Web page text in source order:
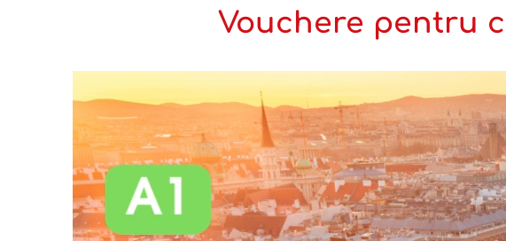
Vouchere pentru